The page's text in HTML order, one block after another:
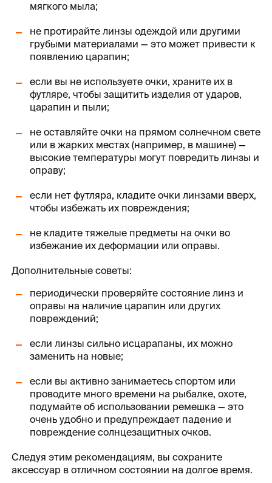
мягкого мыла;
не протирайте линзы одеждой или другими
грубыми материалами — это может привести к
появлению царапин;
если вы не используете очки, храните их в
футляре, чтобы защитить изделия от ударов,
царапин и пыли;
не оставляйте очки на прямом солнечном свете
или в жарких местах (например, в машине) —
высокие температуры могут повредить линзы и
оправу;
если нет футляра, кладите очки линзами вверх,
чтобы избежать их повреждения;
не кладите тяжелые предметы на очки во
избежание их деформации или оправы.
Дополнительные советы:
периодически проверяйте состояние линз и
оправы на наличие царапин или других
повреждений;
если линзы сильно исцарапаны, их можно
заменить на новые;
если вы активно занимаетесь спортом или
проводите много времени на рыбалке, охоте,
подумайте об использовании ремешка — это
очень удобно и предупреждает падение и
повреждение солнцезащитных очков.
Следуя этим рекомендациям, вы сохраните
аксессуар в отличном состоянии на долгое время.